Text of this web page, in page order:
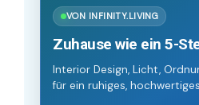
VON INFINITY.LIVING
Zuhause wie ein 5-
Interior Design, Licht,
für ein ruhiges,